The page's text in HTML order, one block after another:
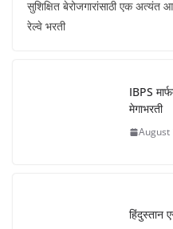
सुशिक्षित बेरोजगारांसाठी एक
रेल्वे भरती
IBPS
मेगाभरती
August
हिंदुस्तान